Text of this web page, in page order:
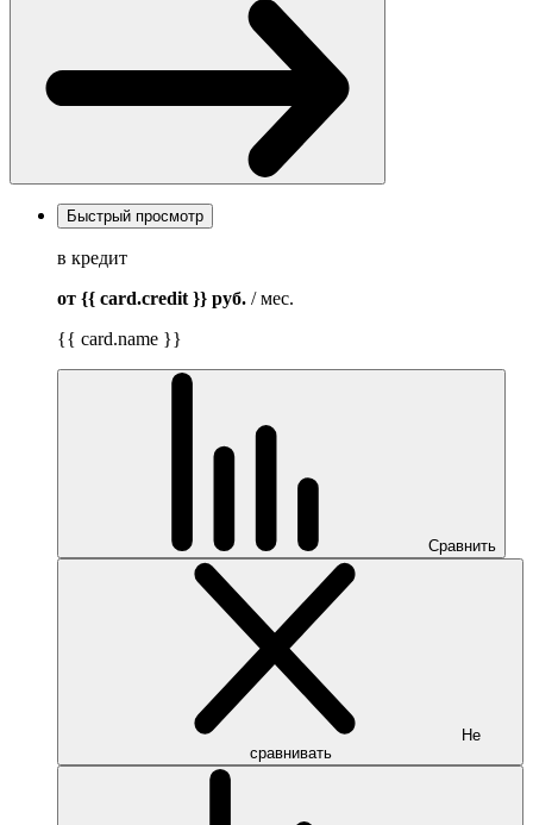
Быстрый просмотр
в кредит
от {{ card.credit }} руб. / мес.
{{ card.name }}
Сравнить
Не
сравнивать